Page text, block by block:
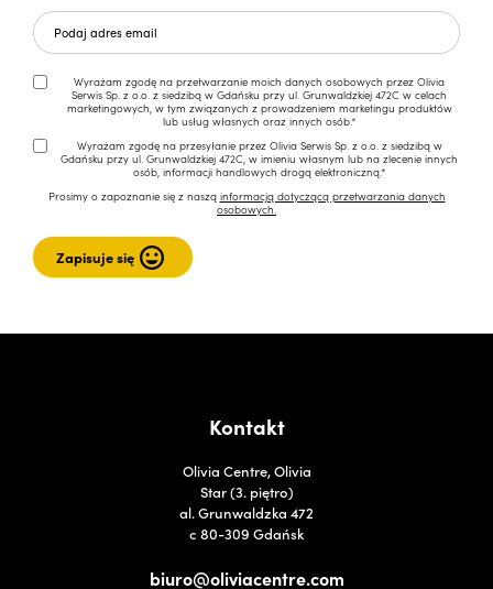
Wyrażam zgodę na przetwarzanie moich danych osobowych przez Olivia
Serwis Sp. z o.o. z siedzibą w Gdańsku przy ul. Grunwaldzkiej 472C w celach
marketingowych, w tym związanych z prowadzeniem marketingu produktów
lub usług własnych oraz innych osób.*
Wyrażam zgodę na przesyłanie przez Olivia Serwis Sp. z o.o. z siedzibą w
Gdańsku przy ul. Grunwaldzkiej 472C, w imieniu własnym lub na zlecenie innych
osób, informacji handlowych drogą elektroniczną.*
Prosimy o zapoznanie się z naszą informacją dotyczącą przetwarzania danych
osobowych.
Kontakt
Olivia Centre, Olivia
Star (3. piętro)
al. Grunwaldzka 472
c 80-309 Gdańsk
biuro@oliviacentre.com